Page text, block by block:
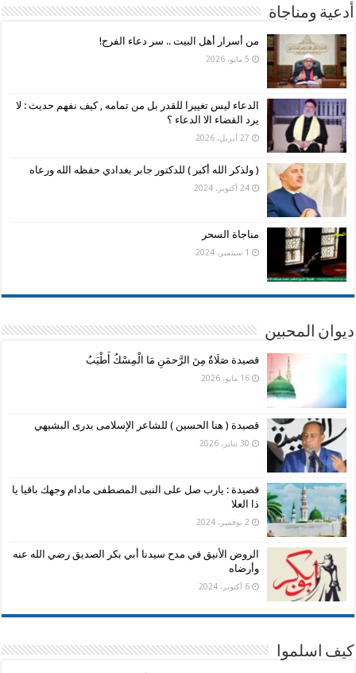
أدعية ومناجاة
من أسرار أهل البيت .. سر دعاء الفرج!
5 مايو، 2026
الدعاء ليس تغييرا للقدر بل من تمامه , كيف نفهم حديث : لا
يرد القضاء الا الدعاء ؟
27 أبريل، 2026
( ولذكر الله أكبر ) للدكتور جابر بغدادي حفظه الله ورعاه
24 أكتوبر، 2024
مناجاة السحر
1 سبتمبر، 2024
ديوان المحبين
قصيدة صَلَاةٌ مِنَ الرَّحمَنِ مَا الْمِسْكُ أَطْيَبُ
16 مايو، 2026
قصيدة ( هنا الحسين ) للشاعر الإسلامى بدرى البشيهي
30 يناير، 2026
قصيدة : يارب صل على النبى المصطفى مادام وجهك باقيا يا
ذا العلا
2 نوفمبر، 2024
الروض الأنيق في مدح سيدنا أبي بكر الصديق رضي الله عنه
وأرضاه
6 أكتوبر، 2024
كيف اسلموا